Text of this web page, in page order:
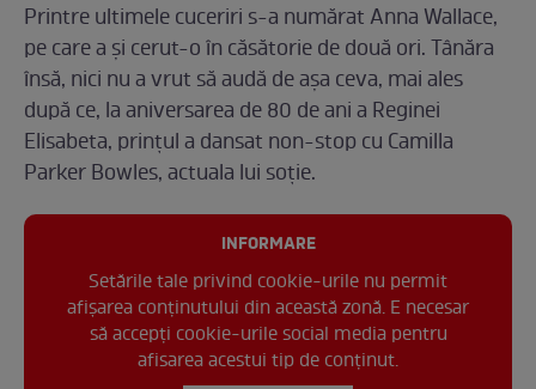
Printre ultimele cuceriri s-a numărat Anna Wallace,
pe care a și cerut-o în căsătorie de două ori. Tânăra
însă, nici nu a vrut să audă de așa ceva, mai ales
după ce, la aniversarea de 80 de ani a Reginei
Elisabeta, prințul a dansat non-stop cu Camilla
Parker Bowles, actuala lui soție.
INFORMARE
Setările tale privind cookie-urile nu permit
afișarea conținutului din această zonă. E necesar
să accepți cookie-urile social media pentru
afisarea acestui tip de conținut.